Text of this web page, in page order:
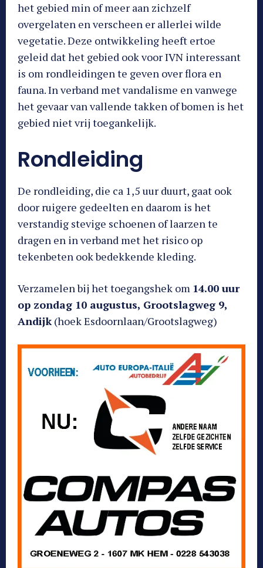
het gebied min of meer aan zichzelf
overgelaten en verscheen er allerlei wilde
vegetatie. Deze ontwikkeling heeft ertoe
geleid dat het gebied ook voor IVN interessant
is om rondleidingen te geven over flora en
fauna. In verband met vandalisme en vanwege
het gevaar van vallende takken of bomen is het
gebied niet vrij toegankelijk.
Rondleiding
De rondleiding, die ca 1,5 uur duurt, gaat ook
door ruigere gedeelten en daarom is het
verstandig stevige schoenen of laarzen te
dragen en in verband met het risico op
tekenbeten ook bedekkende kleding.
Verzamelen bij het toegangshek om 14.00 uur
op zondag 10 augustus, Grootslagweg 9,
Andijk(hoek Esdoornlaan/Grootslagweg)